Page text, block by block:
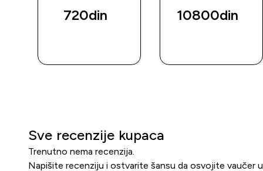
720din‎ 10800din‎
Sve recenzije kupaca
Trenutno nema recenzija.
Napišite recenziju i ostvarite šansu da osvojite vaučer